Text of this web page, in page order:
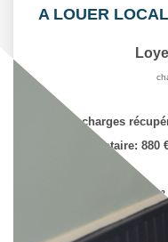
A LOUER
dont charges
charge locataire: 880
45m²